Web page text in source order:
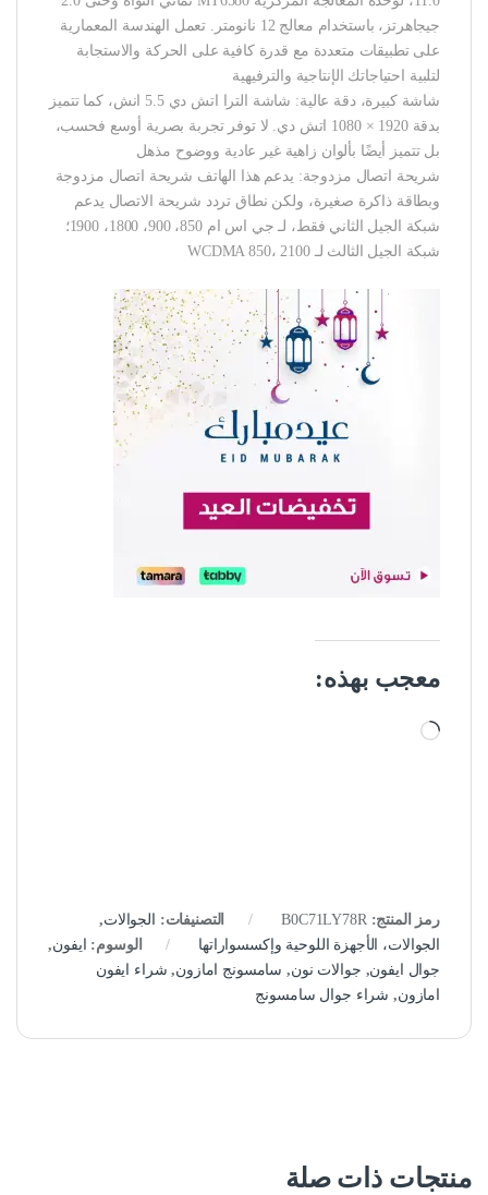
جيجاهرتز، باستخدام معالج 12 نانومتر. تعمل الهندسة المعمارية
على تطبيقات متعددة مع قدرة كافية على الحركة والاستجابة
لتلبية احتياجاتك الإنتاجية والترفيهية
شاشة كبيرة، دقة عالية: شاشة الترا اتش دي 5.5 انش، كما تتميز
بدقة 1920 × 1080 اتش دي. لا توفر تجربة بصرية أوسع فحسب،
بل تتميز أيضًا بألوان زاهية غير عادية ووضوح مذهل
شريحة اتصال مزدوجة: يدعم هذا الهاتف شريحة اتصال مزدوجة
وبطاقة ذاكرة صغيرة، ولكن نطاق تردد شريحة الاتصال يدعم
شبكة الجيل الثاني فقط، لـ جي اس ام 850، 900، 1800، 1900؛
شبكة الجيل الثالث لـ WCDMA 850، 2100
معجب بهذه:
جاري التحميل…
رمز المنتج:B0C71LY78R التصنيفات: الجوالات,
الجوالات، الأجهزة اللوحية وإكسسواراتها
الوسوم: ايفون,
جوال ايفون, جوالات نون, سامسونج امازون, شراء ايفون
امازون, شراء جوال سامسونج
منتجات ذات صلة